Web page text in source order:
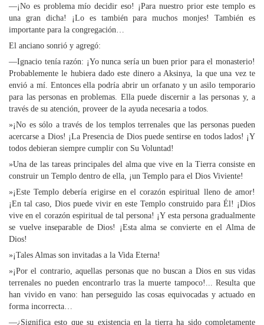
—¡No es problema mío decidir eso! ¡Para nuestro prior este templo es
una gran dicha! ¡Lo es también para muchos monjes! También es
importante para la congregación…
El anciano sonrió y agregó:
—Ignacio tenía razón: ¡Yo nunca sería un buen prior para el monasterio!
Probablemente le hubiera dado este dinero a Aksinya, la que una vez te
envió a mí. Entonces ella podría abrir un orfanato y un asilo temporario
para las personas en problemas. Ella puede discernir a las personas y, a
través de su atención, proveer de la ayuda necesaria a todos.
»¡No es sólo a través de los templos terrenales que las personas pueden
acercarse a Dios! ¡La Presencia de Dios puede sentirse en todos lados! ¡Y
todos debieran siempre cumplir con Su Voluntad!
»Una de las tareas principales del alma que vive en la Tierra consiste en
construir un Templo dentro de ella, ¡un Templo para el Dios Viviente!
»¡Este Templo debería erigirse en el corazón espiritual lleno de amor!
¡En tal caso, Dios puede vivir en este Templo construido para Él! ¡Dios
vive en el corazón espiritual de tal persona! ¡Y esta persona gradualmente
se vuelve inseparable de Dios! ¡Esta alma se convierte en el Alma de
Dios!
»¡Tales Almas son invitadas a la Vida Eterna!
»¡Por el contrario, aquellas personas que no buscan a Dios en sus vidas
terrenales no pueden encontrarlo tras la muerte tampoco!... Resulta que
han vivido en vano: han perseguido las cosas equivocadas y actuado en
forma incorrecta…
—¿Significa esto que su existencia en la tierra ha sido completamente